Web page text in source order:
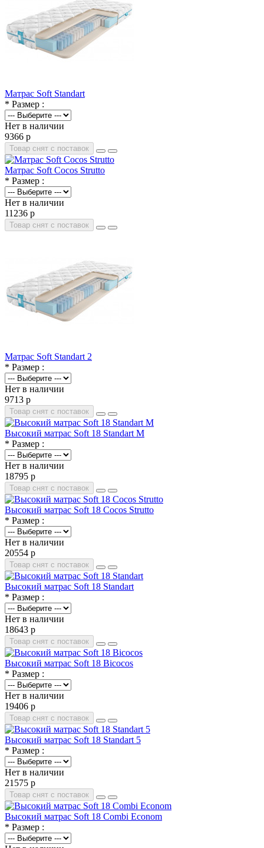
Матрас Soft Standart
* Размер :
Нет в наличии
9366 р
Товар снят с поставок
Матрас Soft Cocos Strutto
* Размер :
Нет в наличии
11236 р
Товар снят с поставок
Матрас Soft Standart 2
* Размер :
Нет в наличии
9713 р
Товар снят с поставок
Высокий матрас Soft 18 Standart M
* Размер :
Нет в наличии
18795 р
Товар снят с поставок
Высокий матрас Soft 18 Cocos Strutto
* Размер :
Нет в наличии
20554 р
Товар снят с поставок
Высокий матрас Soft 18 Standart
* Размер :
Нет в наличии
18643 р
Товар снят с поставок
Высокий матрас Soft 18 Bicocos
* Размер :
Нет в наличии
19406 р
Товар снят с поставок
Высокий матрас Soft 18 Standart 5
* Размер :
Нет в наличии
21575 р
Товар снят с поставок
Высокий матрас Soft 18 Combi Econom
* Размер :